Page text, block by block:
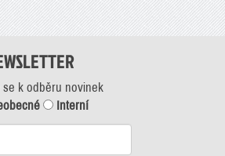
se k odběru novinek
Interní